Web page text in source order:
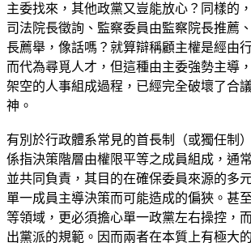
主委找來，其他政黨又豈能放心？同樣的
司法院長徵詢、監察委員由監察院長推薦
長薦舉，像話嗎？就算辯稱顧主權是經由
而代為尋覓人才，但這種由主委強勢主導
架空的人事組成過程，已經完全破壞了合
神。
有別於行政體系常見的首長制（或獨任制
係指決策階層由權限平等之成員組成，通
並共同負責，其目的在確保委員來源的多
單一成員主導決策而可能造成的偏狹。甚
等領域，更必須擔心單一政黨左右操控，
出黨派的規範。因而兩者在本質上有極大